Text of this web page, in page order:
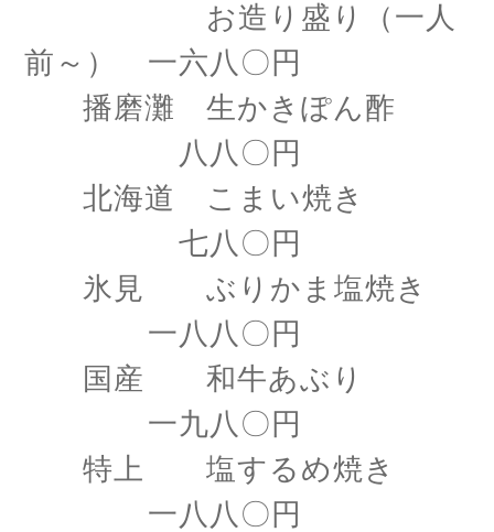
お造り盛り（一人
前～） 一六八〇円
播磨灘 生かきぽん酢
八八〇円
北海道 こまい焼き
七八〇円
氷見 ぶりかま塩焼き
一八八〇円
国産 和牛あぶり
一九八〇円
特上 塩するめ焼き
一八八〇円